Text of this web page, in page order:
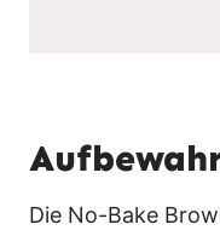
Die No-Bake